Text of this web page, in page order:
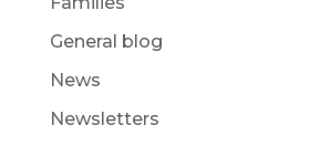
General blog
News
Newsletters